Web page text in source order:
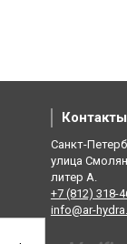
Контакты
Санкт-
улица
литер А.
+7 (812) 318-
info@ar-